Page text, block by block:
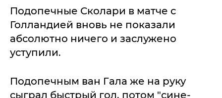
Подопечные Сколари в матче с
Голландией вновь не показали
абсолютно ничего и заслужено
уступили.
Подопечным ван Гала же на руку
сыграл быстрый гол, потом "сине-